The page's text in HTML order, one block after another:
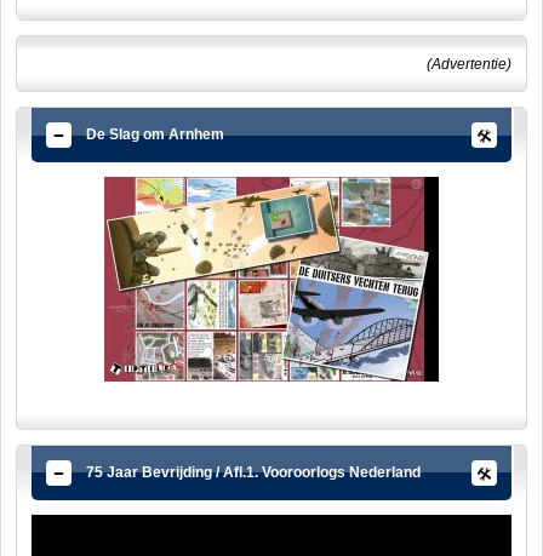
(Advertentie)
De Slag om Arnhem
75 Jaar Bevrijding / Afl.1. Vooroorlogs Nederland